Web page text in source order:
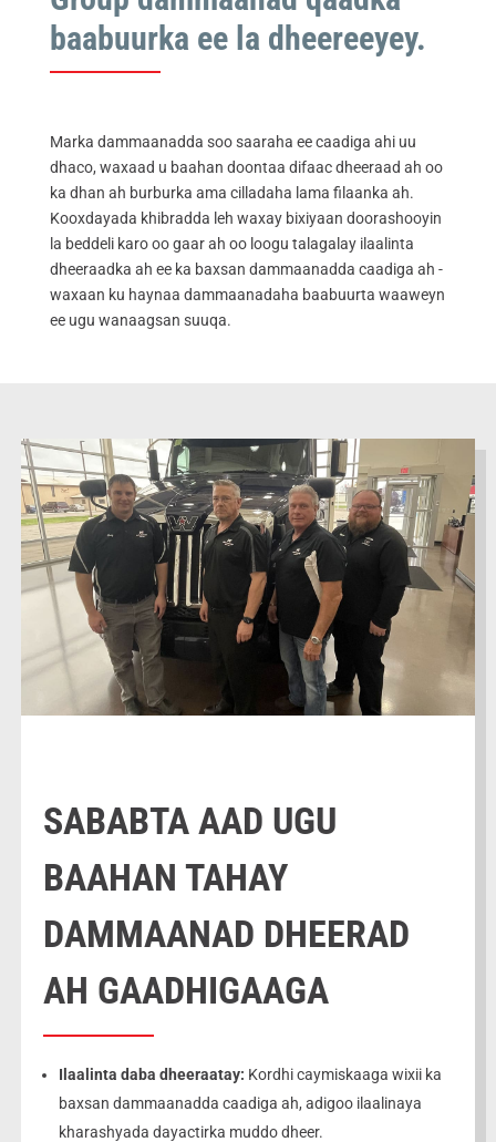
baabuurka ee la dheereeyey.
Marka dammaanadda soo saaraha ee caadiga ahi uu
dhaco, waxaad u baahan doontaa difaac dheeraad ah oo
ka dhan ah burburka ama cilladaha lama filaanka ah.
Kooxdayada khibradda leh waxay bixiyaan doorashooyin
la beddeli karo oo gaar ah oo loogu talagalay ilaalinta
dheeraadka ah ee ka baxsan dammaanadda caadiga ah -
waxaan ku haynaa dammaanadaha baabuurta waaweyn
ee ugu wanaagsan suuqa.
SABABTA AAD UGU
BAAHAN TAHAY
DAMMAANAD DHEERAD
AH GAADHIGAAGA
Ilaalinta daba dheeraatay: Kordhi caymiskaaga wixii ka
baxsan dammaanadda caadiga ah, adigoo ilaalinaya
kharashyada dayactirka muddo dheer.